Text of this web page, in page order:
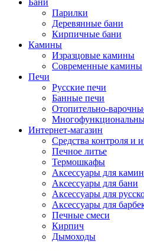
Бани
Парилки
Деревянные бани
Кирпичные бани
Камины
Изразцовые камины
Современные камины
Печи
Русские печи
Банные печи
Отопительно-
Интернет-магазин
Средства контроля и
Печное литье
Термошкафы
Аксессуары для
Аксессуары для бани
Аксессуары для
Аксессуары для
Печные смеси
Кирпич
Дымоходы